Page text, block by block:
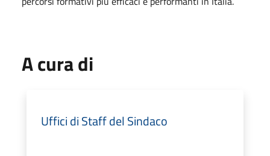
A cura di
Uffici di Staff del Sindaco